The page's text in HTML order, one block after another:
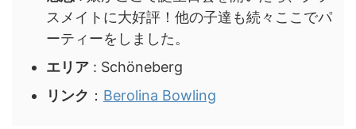
スメイトに大好評！他の子達も続々ここでパ
ーティーをしました。
エリア: Schöneberg
リンク ： Berolina Bowling